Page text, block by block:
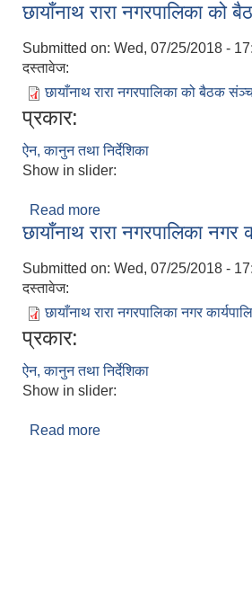
छायाँनाथ रारा नगरपालिका को
Submitted on: Wed, 07/25/2018 -
दस्तावेज:
छायाँनाथ रारा नगरपालिका को बैठक
प्रकार:
ऐन, कानुन तथा निर्देशिका
Show in slider:
Read more
छायाँनाथ रारा नगरपालिका नगर
Submitted on: Wed, 07/25/2018 -
दस्तावेज:
छायाँनाथ रारा नगरपालिका नगर
प्रकार:
ऐन, कानुन तथा निर्देशिका
Show in slider:
Read more